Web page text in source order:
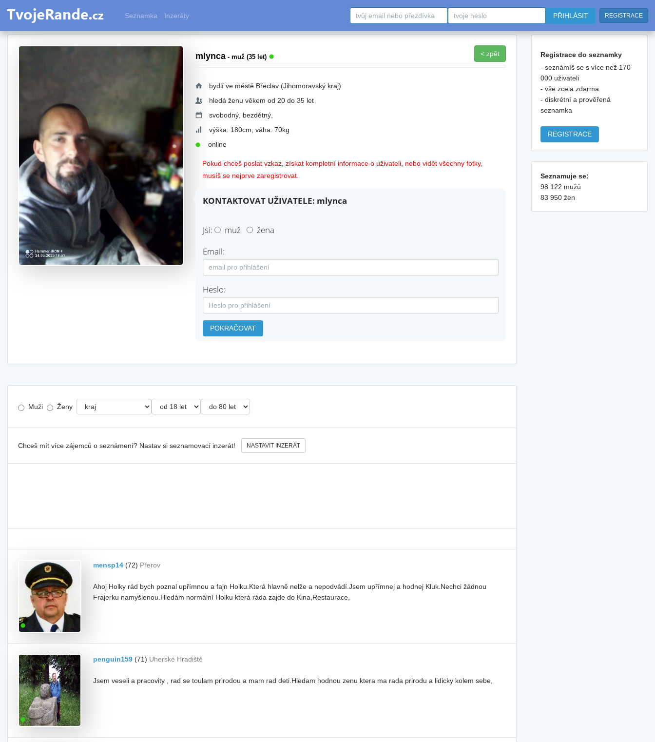
Seznamka Inzeráty PŘIHLÁSIT REGISTRACE
mlynca - muž (35 let) < zpět
bydlí ve městě Břeclav (Jihomoravský kraj)
hledá ženu věkem od 20 do 35 let
svobodný, bezdětný,
výška: 180cm, váha: 70kg
online
Pokud chceš poslat vzkaz, získat kompletní informace o uživateli, nebo vidět všechny fotky,
musíš se nejprve zaregistrovat.
KONTAKTOVAT UŽIVATELE: mlynca
Jsi: muž
žena
Email:
Heslo:
POKRAČOVAT
Muži Ženy
Chceš mít více zájemců o seznámení? Nastav si seznamovací inzerát! NASTAVIT INZERÁT
mensp14 (72) Přerov
Ahoj Holky rád bych poznal upřímnou a fajn Holku.Která hlavně nelže a nepodvádí.Jsem upřímnej a hodnej Kluk.Nechci žádnou
Frajerku namyšlenou.Hledám normální Holku která ráda zajde do Kina,Restaurace,
penguin159 (71) Uherské Hradiště
Jsem veseli a pracovity , rad se toulam prirodou a mam rad deti.Hledam hodnou zenu ktera ma rada prirodu a lidicky kolem sebe,
Registrace do seznamky
- seznámíš se s více než 170
000 uživateli
- vše zcela zdarma
- diskrétní a prověřená
seznamka
REGISTRACE
Seznamuje se:
98 122 mužů
83 950 žen